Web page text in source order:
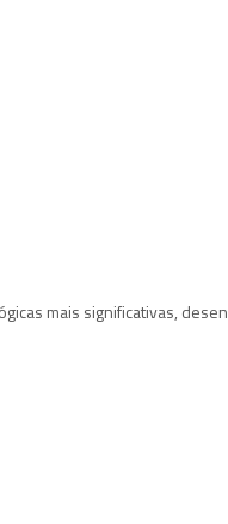
mais significativas,